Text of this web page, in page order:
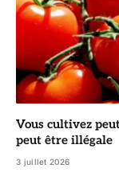
Vous cultivez
peut être illégale
3 juillet 2026